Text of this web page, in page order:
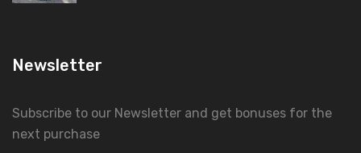
Newsletter
Subscribe to our Newsletter and get bonuses for the
next purchase